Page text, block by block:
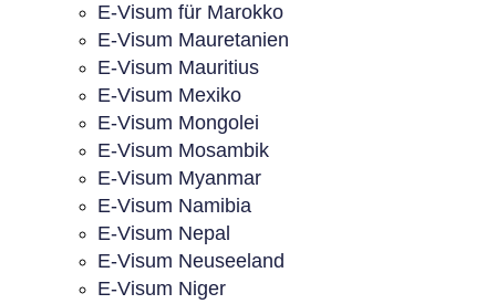
E-Visum für Marokko
E-Visum Mauretanien
E-Visum Mauritius
E-Visum Mexiko
E-Visum Mongolei
E-Visum Mosambik
E-Visum Myanmar
E-Visum Namibia
E-Visum Nepal
E-Visum Neuseeland
E-Visum Niger